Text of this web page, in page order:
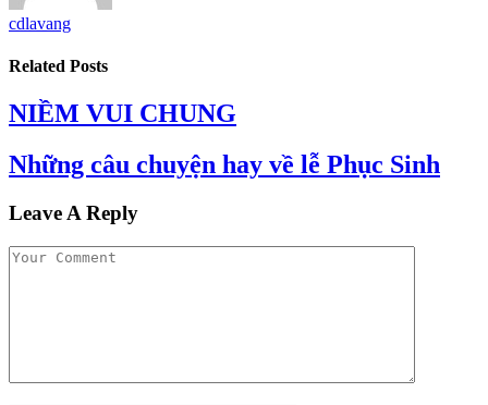
cdlavang
Related Posts
NIỀM VUI CHUNG
Những câu chuyện hay về lễ Phục Sinh
Leave A Reply